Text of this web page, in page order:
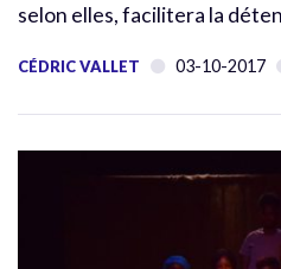
selon elles, facilitera la
CÉDRIC VALLET 03-10-2017